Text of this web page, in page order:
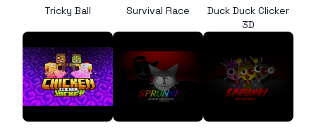
Tricky Ball Survival Race
Duck Duck Clicker
3D